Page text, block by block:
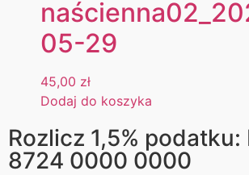
05-29
45,00 zł
Dodaj do koszyka
Rozlicz 1,5%
8724 0000 0000